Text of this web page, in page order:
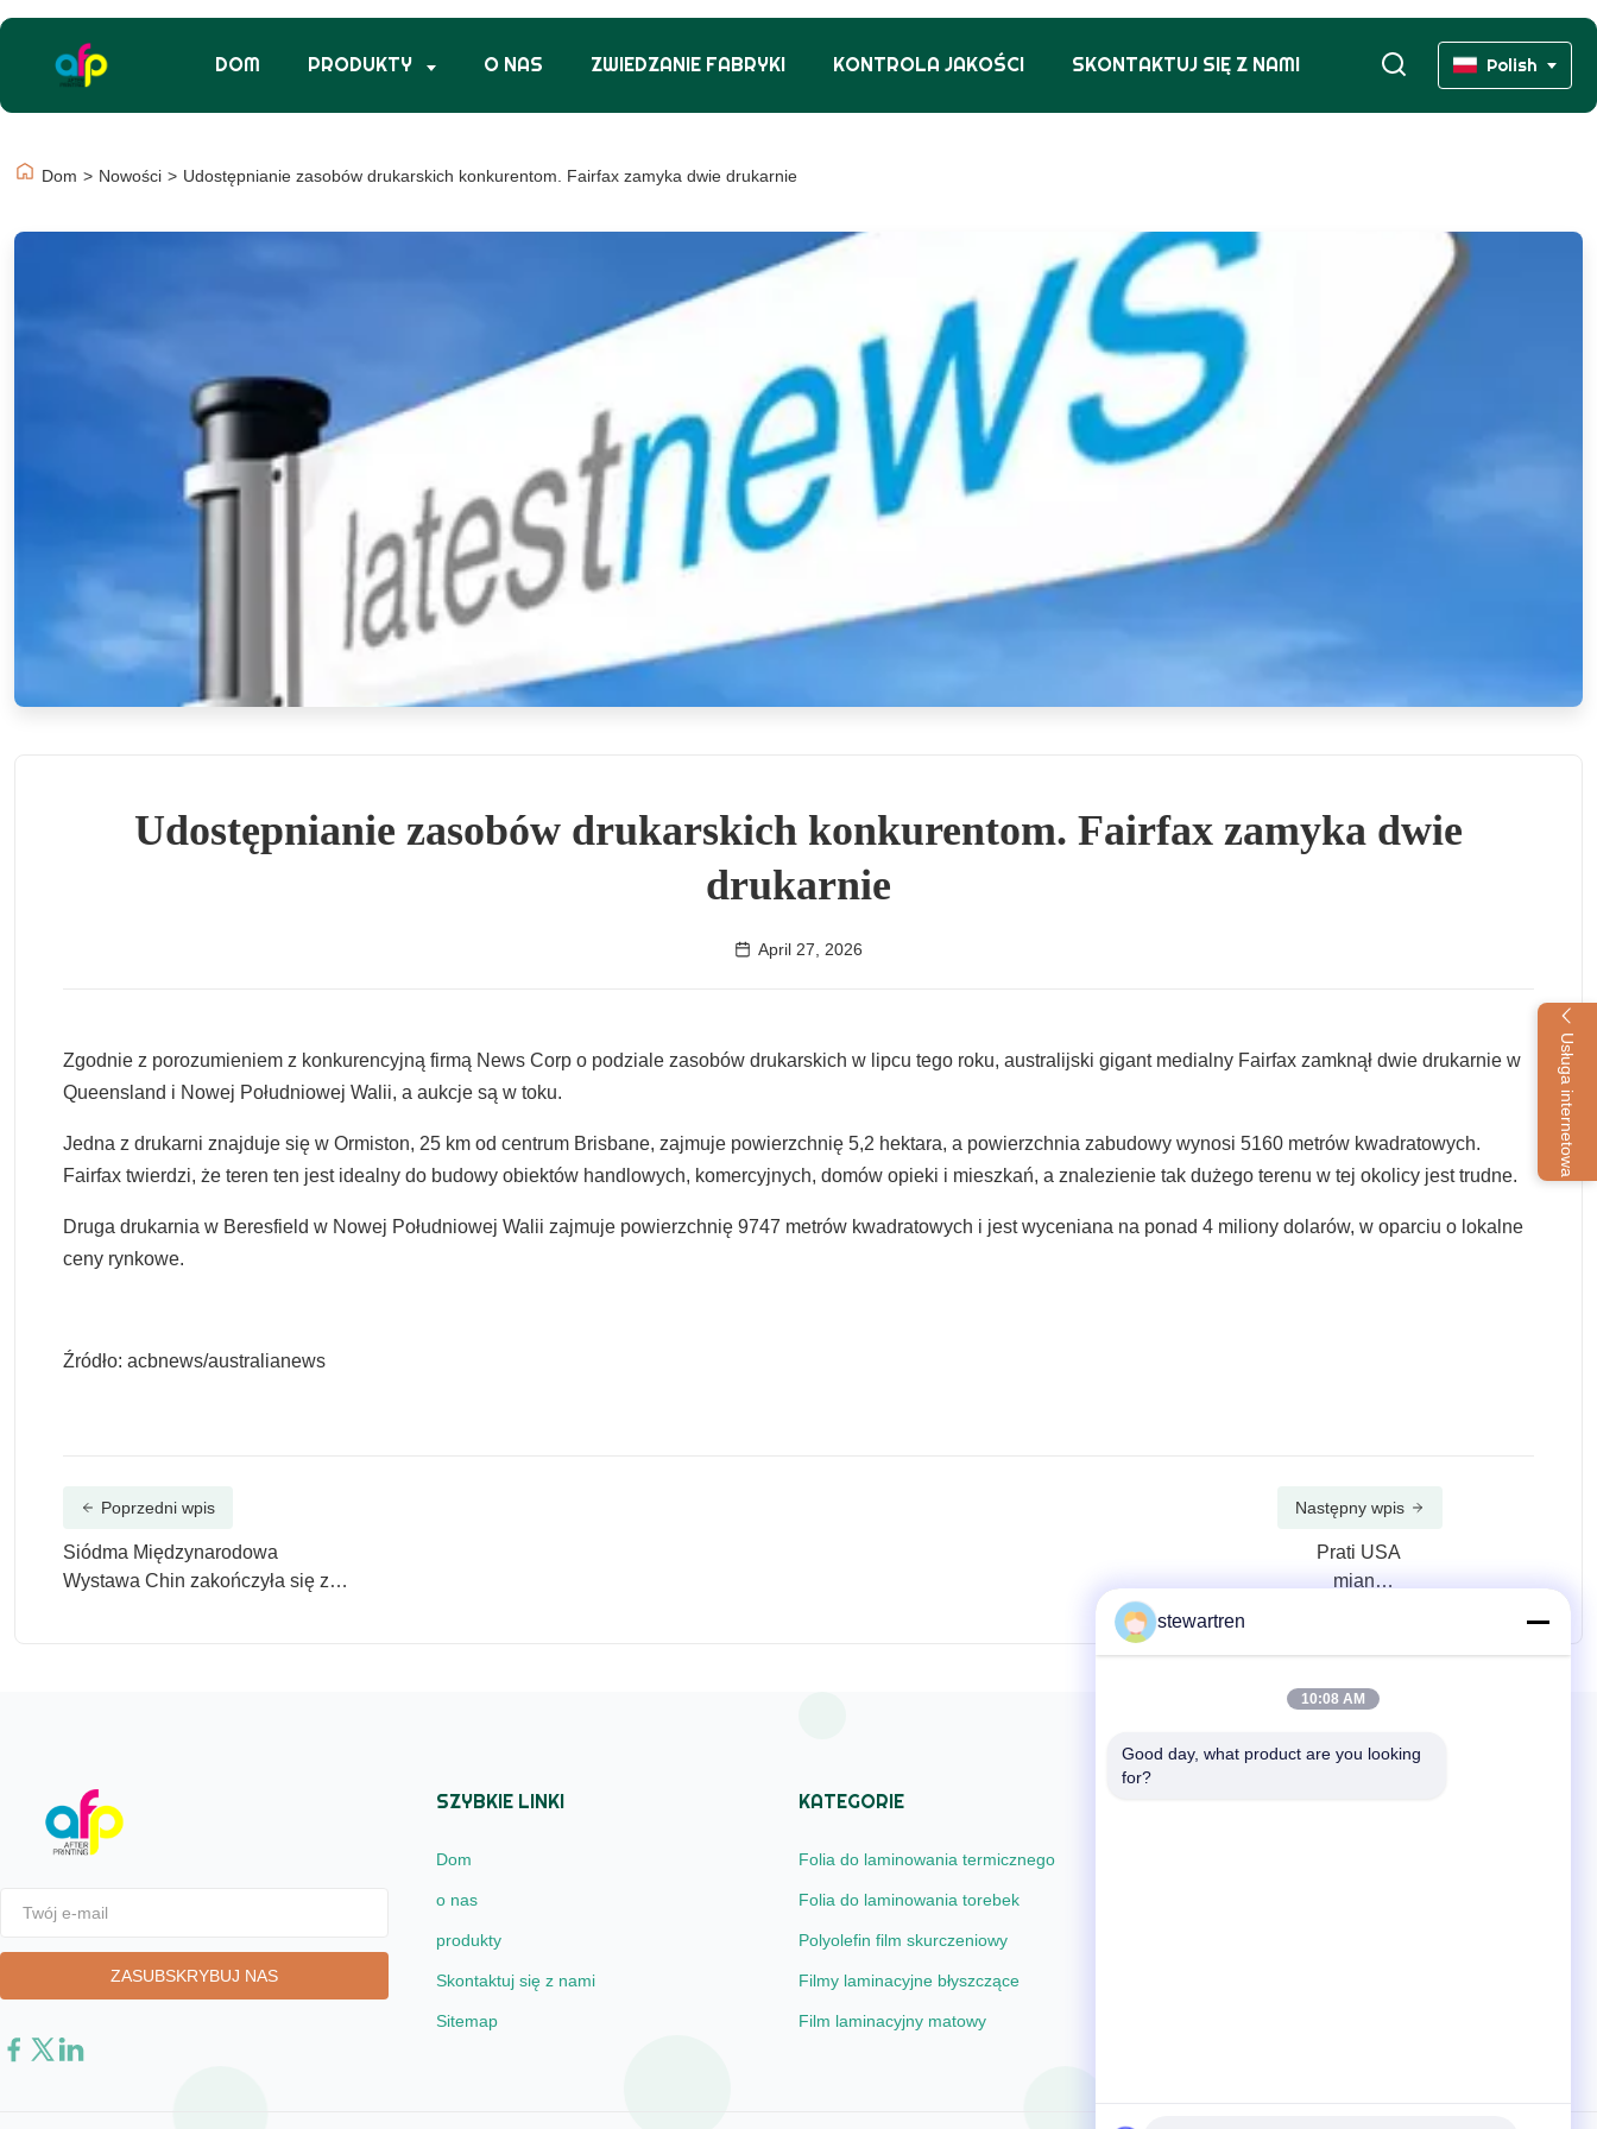
DOM PRODUKTY O NAS ZWIEDZANIE FABRYKI KONTROLA JAKOŚCI SKONTAKTUJ SIĘ Z NAMI Polish
Usługa internetowa
Dom > Nowości > Udostępnianie zasobów drukarskich konkurentom. Fairfax zamyka dwie drukarnie
Udostępnianie zasobów drukarskich konkurentom. Fairfax zamyka dwie
drukarnie
April 27, 2026
Zgodnie z porozumieniem z konkurencyjną firmą News Corp o podziale zasobów drukarskich w lipcu tego roku, australijski gigant medialny Fairfax zamknął dwie drukarnie w
Queensland i Nowej Południowej Walii, a aukcje są w toku.
Jedna z drukarni znajduje się w Ormiston, 25 km od centrum Brisbane, zajmuje powierzchnię 5,2 hektara, a powierzchnia zabudowy wynosi 5160 metrów kwadratowych.
Fairfax twierdzi, że teren ten jest idealny do budowy obiektów handlowych, komercyjnych, domów opieki i mieszkań, a znalezienie tak dużego terenu w tej okolicy jest trudne.
Druga drukarnia w Beresfield w Nowej Południowej Walii zajmuje powierzchnię 9747 metrów kwadratowych i jest wyceniana na ponad 4 miliony dolarów, w oparciu o lokalne
ceny rynkowe.
Źródło: acbnews/australianews
Poprzedni wpis
Siódma Międzynarodowa
Wystawa Chin zakończyła się z
Następny wpis
Prati USA
mianuje
SZYBKIE LINKI
Dom
o nas
produkty
Skontaktuj się z nami
Sitemap
KATEGORIE
Folia do laminowania termicznego
Folia do laminowania torebek
Polyolefin film skurczeniowy
Filmy laminacyjne błyszczące
Film laminacyjny matowy
stewartren
10:08 AM
Good day, what product are you looking
for?